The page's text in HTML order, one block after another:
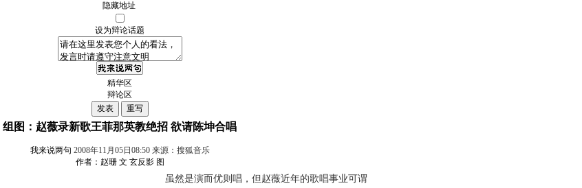
隐藏地址
设为辩论话题
精华区
辩论区
组图：赵薇录新歌王菲那英教绝招 欲请陈坤合唱
我来说两句 2008年11月05日08:50 来源：搜狐音乐
作者：赵珊 文 玄反影 图
虽然是演而优则唱，但赵薇近年的歌唱事业可谓